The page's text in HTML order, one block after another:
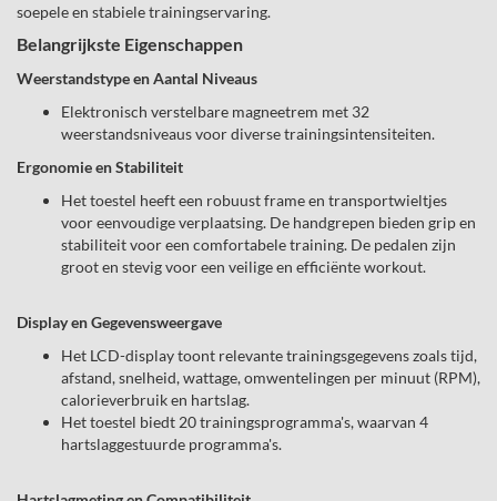
soepele en stabiele trainingservaring.
Belangrijkste Eigenschappen
Weerstandstype en Aantal Niveaus
Elektronisch verstelbare magneetrem met 32
weerstandsniveaus voor diverse trainingsintensiteiten.
Ergonomie en Stabiliteit
Het toestel heeft een robuust frame en transportwieltjes
voor eenvoudige verplaatsing. De handgrepen bieden grip en
stabiliteit voor een comfortabele training. De pedalen zijn
groot en stevig voor een veilige en efficiënte workout.
Display en Gegevensweergave
Het LCD-display toont relevante trainingsgegevens zoals tijd,
afstand, snelheid, wattage, omwentelingen per minuut (RPM),
calorieverbruik en hartslag.
Het toestel biedt 20 trainingsprogramma's, waarvan 4
hartslaggestuurde programma's.